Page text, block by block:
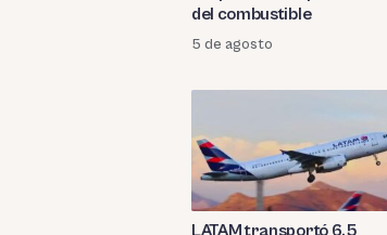
del combustible
5 de agosto
LATAM transportó 6.5